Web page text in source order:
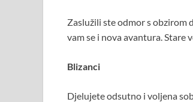
Zaslužili ste odmor s obzirom
vam se i nova avantura. Stare
Blizanci
Djelujete odsutno i voljena